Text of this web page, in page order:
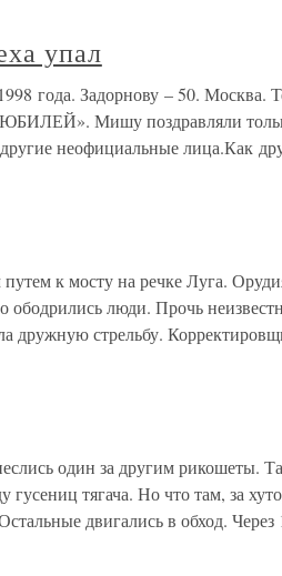
упал
года. Задорнову – 50. Москва.
Мишу поздравляли
неофициальные лица.Как
к мосту на речке Луга.
ободрились люди. Прочь
дружную стрельбу.
один за другим рикошеты.
тягача. Но что там, за
двигались в обход.